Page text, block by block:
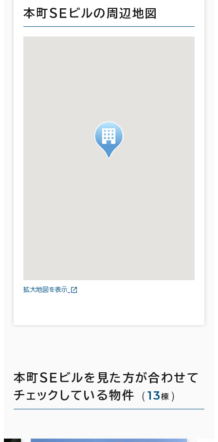
本町ＳＥビルの周辺地図
拡大地図を表示
本町ＳＥビルを見た方が合わせて
チェックしている物件
（13棟 ）